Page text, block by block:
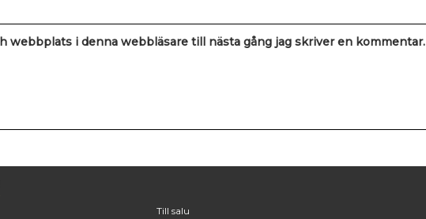
webbplats i denna webbläsare till nästa gång jag skriver en kommentar.
Till salu